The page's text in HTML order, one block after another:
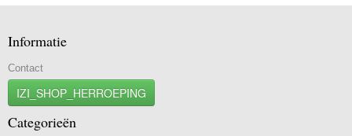
Informatie
Contact
IZI_SHOP_HERROEPING
Categorieën